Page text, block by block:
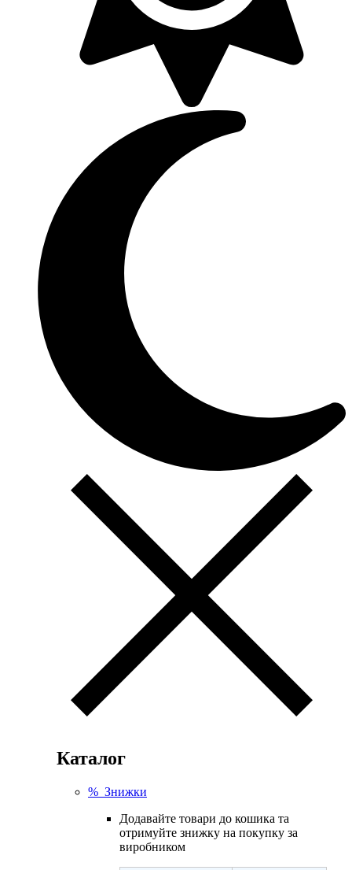
Каталог
% Знижки
Додавайте товари до кошика та
отримуйте знижку на покупку за
виробником